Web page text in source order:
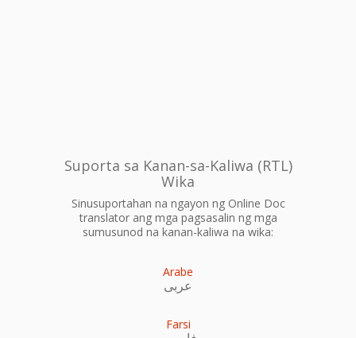
Suporta sa Kanan-sa-Kaliwa (RTL)
Wika
Sinusuportahan na ngayon ng Online Doc
translator ang mga pagsasalin ng mga
sumusunod na kanan-kaliwa na wika:
Arabe
عربى
Farsi